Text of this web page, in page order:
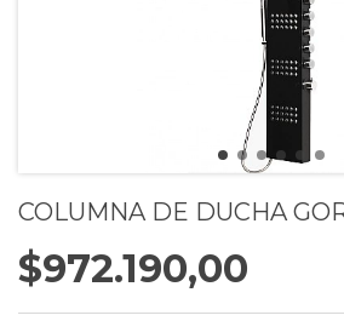
COLUMNA DE DUCHA
$972.190,00